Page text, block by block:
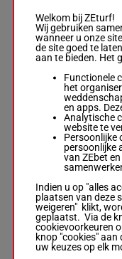
Strydom
Box: 4 -M/5 -
60 kg
5p 14p 6p 4p
8p 2p 8p 5p 2p
M/5
COLLEEN
-Jaap
M/5 -
5p (21) 7p 5p
10p 7p 8p
M/5
ANGEL DEB'S
Maujean C.-D
A Mckenzie
M/5
Welkom bij ZEturf!
Wij gebruiken
wanneer u onze
de site goed te
aan te bieden. Het
Functionele
het
en apps.
Analytische
website te
Persoonlijke
persoonlijke
van ZEbet
Indien u op "alles
plaatsen van deze
weigeren" klikt,
geplaatst. Via de
cookievoorkeuren
knop "cookies" aan
uw keuzes op elk